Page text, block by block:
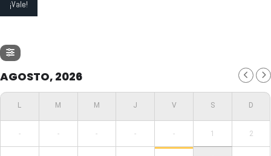
AGOSTO, 2026
- - - - - 1 2